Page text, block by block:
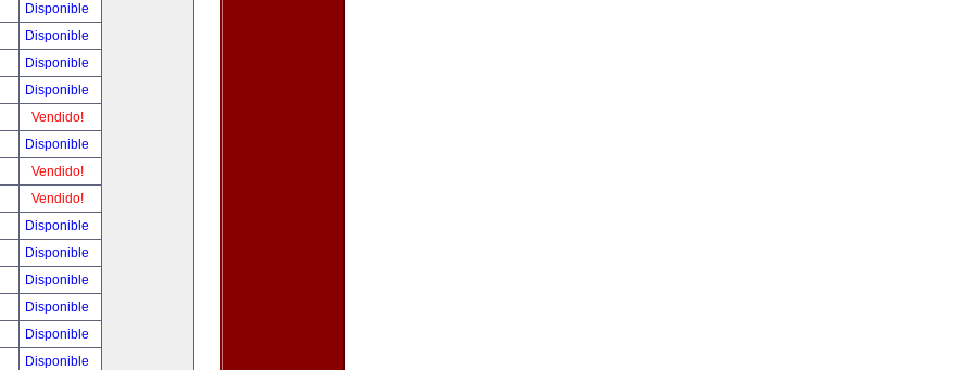
Disponible
Disponible
Disponible
Disponible
Vendido!
Disponible
Vendido!
Vendido!
Disponible
Disponible
Disponible
Disponible
Disponible
Disponible